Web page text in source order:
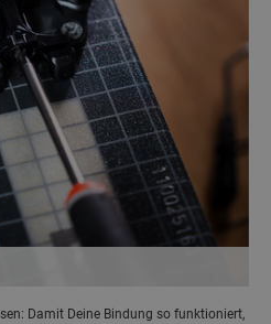
Damit Deine Bindung so funktioniert,